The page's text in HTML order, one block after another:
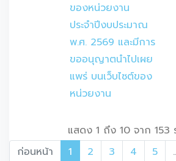
ของหน่วยงาน
ประจำปีงบประมาณ
พ.ศ. 2569 และมีการ
ขออนุญาตนำไปเผย
แพร่ บนเว็บไซต์ของ
หน่วยงาน
แสดง 1 ถึง 10 จาก 153
ก่อนหน้า
1 2 3 4 5